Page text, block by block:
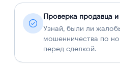
Проверка продавца и
Узнай, были ли
мошенничества по
перед сделкой.